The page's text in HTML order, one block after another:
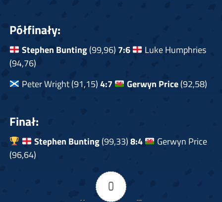
Półfinały:
Stephen Bunting(99,96) 7:6
Luke Humphries
(94,76)
Peter Wright (91,15)4:7 Gerwyn Price(92,58)
Finał:
Stephen Bunting(99,33)8:4
Gerwyn Price
(96,64)
0